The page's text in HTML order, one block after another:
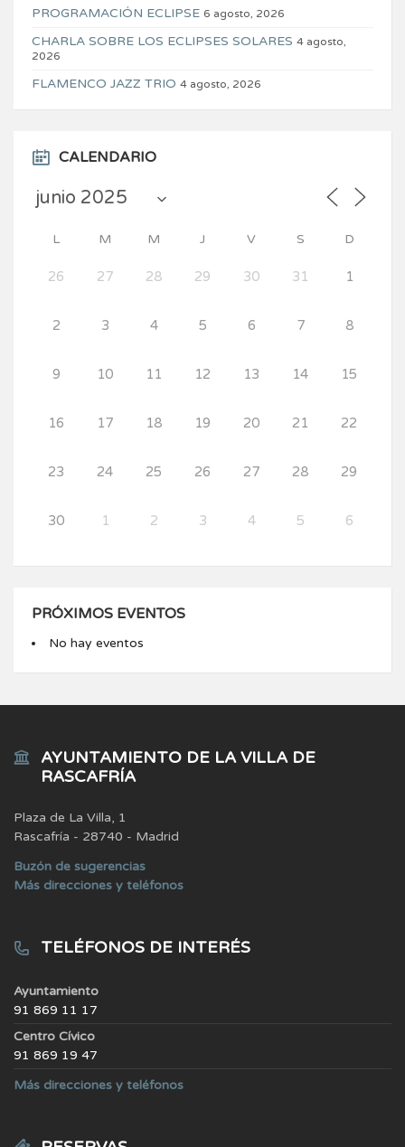
PROGRAMACIÓN ECLIPSE 6 agosto, 2026
CHARLA SOBRE LOS ECLIPSES SOLARES 4 agosto,
2026
FLAMENCO JAZZ TRIO 4 agosto, 2026
CALENDARIO
L M M J V S D
26 27 28 29 30 31 1
2 3 4 5 6 7 8
9 10 11 12 13 14 15
16 17 18 19 20 21 22
23 24 25 26 27 28 29
30 1 2 3 4 5 6
PRÓXIMOS EVENTOS
No hay eventos
AYUNTAMIENTO DE LA VILLA DE
RASCAFRÍA
Plaza de La Villa, 1
Rascafría - 28740 - Madrid
Buzón de sugerencias
Más direcciones y teléfonos
TELÉFONOS DE INTERÉS
Ayuntamiento
91 869 11 17
Centro Cívico
91 869 19 47
Más direcciones y teléfonos